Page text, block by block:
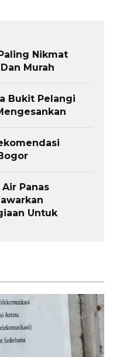
Nikmat
Murah
Bukit Pelangi
Panas
Untuk